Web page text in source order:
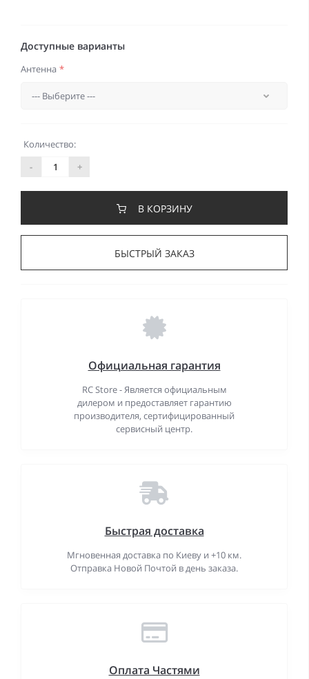
Доступные варианты
Антенна *
Количество:
-
+
В КОРЗИНУ
БЫСТРЫЙ ЗАКАЗ
Официальная гарантия
RC Store - Является официальным
дилером и предоставляет гарантию
производителя, сертифицированный
сервисный центр.
Быстрая доставка
Мгновенная доставка по Киеву и +10 км.
Отправка Новой Почтой в день заказа.
Оплата Частями